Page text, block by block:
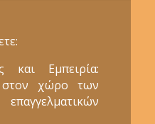
και Εμπειρία:
στον χώρο των